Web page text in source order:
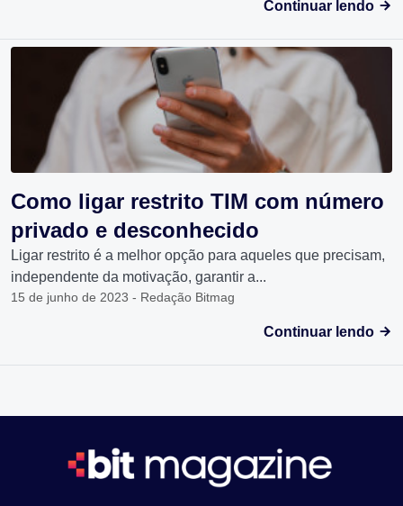
Continuar lendo
Como ligar restrito TIM com número
privado e desconhecido
Ligar restrito é a melhor opção para aqueles que precisam,
independente da motivação, garantir a...
15 de junho de 2023 - Redação Bitmag
Continuar lendo